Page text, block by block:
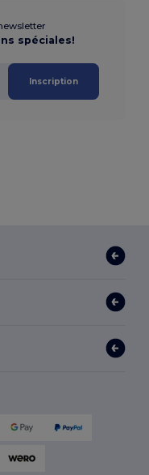
spéciales!
Inscription